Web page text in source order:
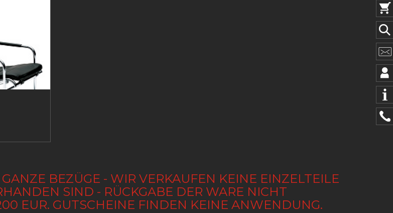
BEZÜGE - WIR VERKAUFEN KEINE EINZELTEILE
SIND - RÜCKGABE DER WARE NICHT
EUR. GUTSCHEINE FINDEN KEINE ANWENDUNG.